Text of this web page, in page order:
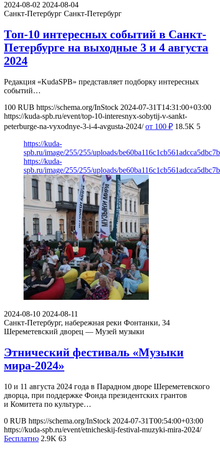
2024-08-02 2024-08-04
Санкт-Петербург Санкт-Петербург
Топ-10 интересных событий в Санкт-
Петербурге на выходные 3 и 4 августа
2024
Редакция «KudaSPB» представляет подборку интересных
событий…
100 RUB https://schema.org/InStock 2024-07-31T14:31:00+03:00
https://kuda-spb.ru/event/top-10-interesnyx-sobytij-v-sankt-
peterburge-na-vyxodnye-3-i-4-avgusta-2024/ от 100 ₽ 18.5K 5
https://kuda-
spb.ru/image/255/255/uploads/
https://kuda-
spb.ru/image/255/255/uploads/
2024-08-10 2024-08-11
Санкт-Петербург, набережная реки Фонтанки, 34
Шереметевский дворец — Музей музыки
Этнический фестиваль «Музыки
мира-2024»
10 и 11 августа 2024 года в Парадном дворе Шереметевского
дворца, при поддержке Фонда президентских грантов
и Комитета по культуре…
0 RUB https://schema.org/InStock 2024-07-31T00:54:00+03:00
https://kuda-spb.ru/event/etnicheskij-festival-muzyki-mira-2024/
Бесплатно 2.9K 63